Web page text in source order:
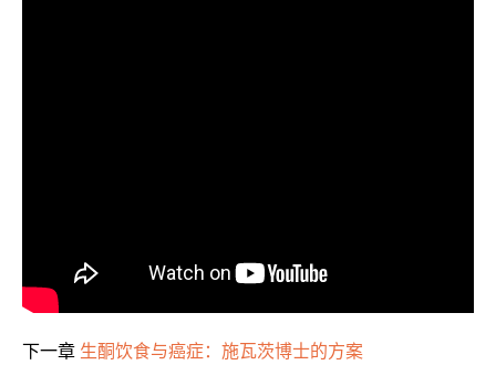
下一章 生酮饮食与癌症：施瓦茨博士的方案